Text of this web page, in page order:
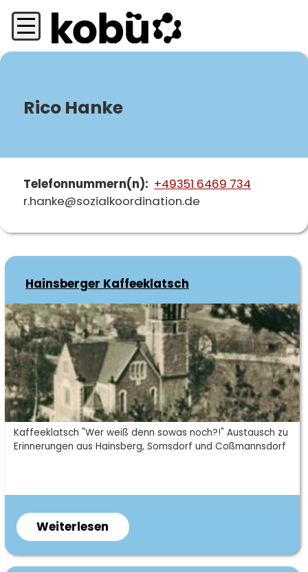
zum
Inhalt
Rico Hanke
Telefonnummern(n)
+49351 6469 734
r.hanke@sozialkoordination.de
Hainsberger Kaffeeklatsch
Kurzbeschreibung
Kaffeeklatsch "Wer weiß denn sowas noch?!" Austausch zu
Erinnerungen aus Hainsberg, Somsdorf und Coßmannsdorf
Weiterlesen über
Hainsberger
Kaffeeklatsch